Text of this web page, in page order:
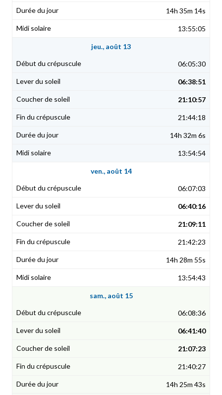
14h 35m 14s
13:55:05
jeu., août 13
06:05:30
06:38:51
21:10:57
21:44:18
14h 32m 6s
13:54:54
ven., août 14
06:07:03
06:40:16
21:09:11
21:42:23
14h 28m 55s
13:54:43
sam., août 15
06:08:36
06:41:40
21:07:23
21:40:27
14h 25m 43s